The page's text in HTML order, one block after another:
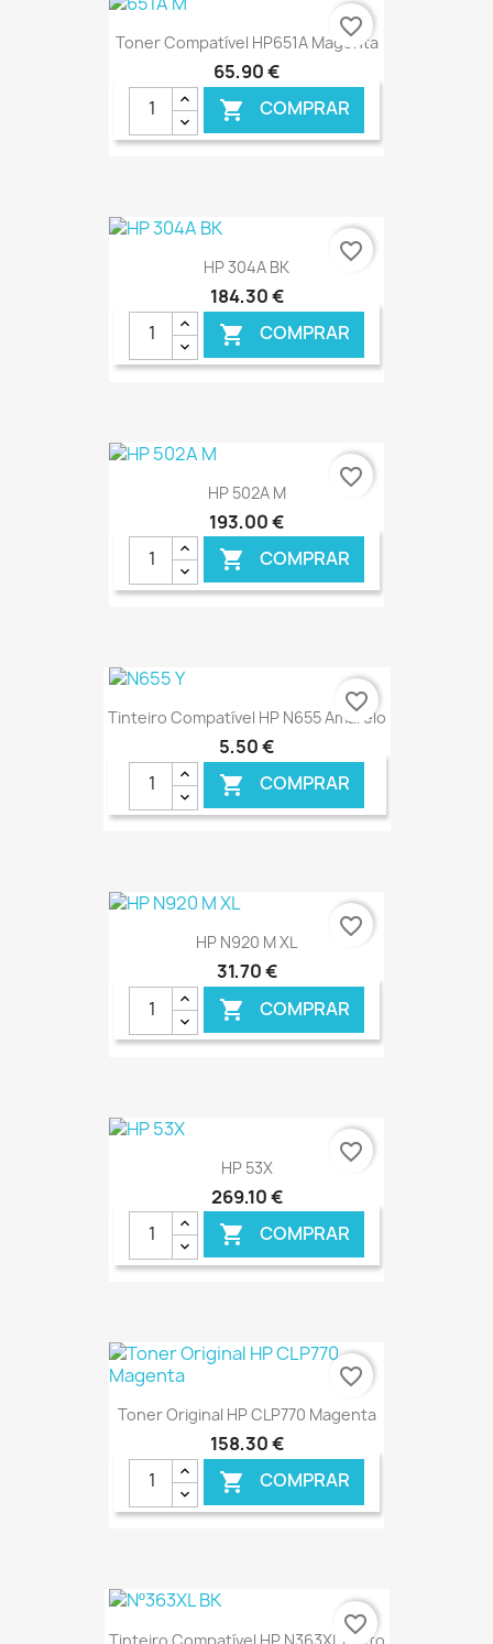
€ ONLINE
Toner Compatível HP651A Magenta
65,90 €
 COMPRAR
€ ONLINE
favorite_border
HP 304A BK
184,30 €
 COMPRAR
€ ONLINE
favorite_border
HP 502A M
193,00 €
 COMPRAR
€ ONLINE
favorite_border
Tinteiro Compatível HP N655 Amarelo
5,50 €
 COMPRAR
€ ONLINE
favorite_border
HP N920 M XL
31,70 €
 COMPRAR
€ ONLINE
favorite_border
HP 53X
269,10 €
 COMPRAR
€ ONLINE
favorite_border
Toner Original HP CLP770 Magenta
158,30 €
 COMPRAR
favorite_border
Tinteiro Compatível HP N363XL Preto
favorite_border